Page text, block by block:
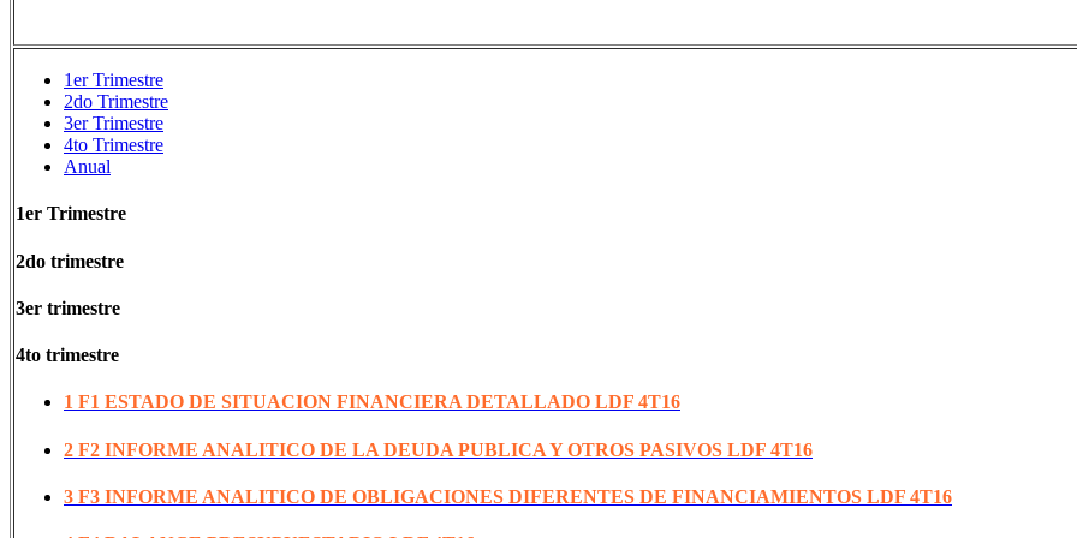
1er Trimestre
2do Trimestre
3er Trimestre
4to Trimestre
Anual
1er Trimestre
2do trimestre
3er trimestre
4to trimestre
1 F1 ESTADO DE SITUACION FINANCIERA DETALLADO LDF 4T16
2 F2 INFORME ANALITICO DE LA DEUDA PUBLICA Y OTROS PASIVOS LDF 4T16
3 F3 INFORME ANALITICO DE OBLIGACIONES DIFERENTES DE FINANCIAMIENTOS LDF 4T16